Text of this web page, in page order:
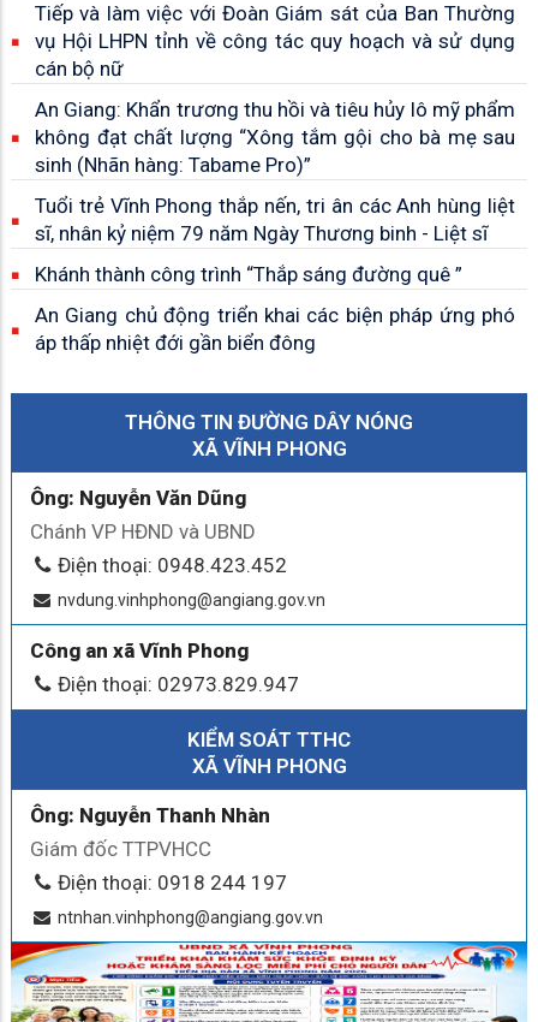
Tiếp và làm việc với Đoàn Giám sát của Ban Thường
vụ Hội LHPN tỉnh về công tác quy hoạch và sử dụng
cán bộ nữ
An Giang: Khẩn trương thu hồi và tiêu hủy lô mỹ phẩm
không đạt chất lượng “Xông tắm gội cho bà mẹ sau
sinh (Nhãn hàng: Tabame Pro)”
Tuổi trẻ Vĩnh Phong thắp nến, tri ân các Anh hùng liệt
sĩ, nhân kỷ niệm 79 năm Ngày Thương binh - Liệt sĩ
Khánh thành công trình “Thắp sáng đường quê ”
An Giang chủ động triển khai các biện pháp ứng phó
áp thấp nhiệt đới gần biển đông
THÔNG TIN ĐƯỜNG DÂY NÓNG
XÃ VĨNH PHONG
Ông: Nguyễn Văn Dũng
Chánh VP HĐND và UBND
Điện thoại: 0948.423.452
nvdung.vinhphong@angiang.gov.vn
Công an xã Vĩnh Phong
Điện thoại: 02973.829.947
KIỂM SOÁT TTHC
XÃ VĨNH PHONG
Ông: Nguyễn Thanh Nhàn
Giám đốc TTPVHCC
Điện thoại: 0918 244 197
ntnhan.vinhphong@angiang.gov.vn